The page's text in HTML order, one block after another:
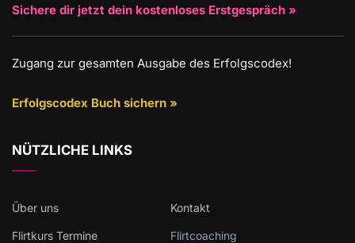
Sichere dir jetzt dein kostenloses Erstgespräch »
Zugang zur gesamten Ausgabe des Erfolgscodex!
Erfolgscodex Buch sichern »
NÜTZLICHE LINKS
Über uns Kontakt
Flirtkurs Termine
Flirtcoaching